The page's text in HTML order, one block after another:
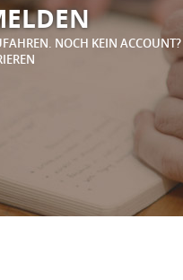
NOCH KEIN ACCOUNT?